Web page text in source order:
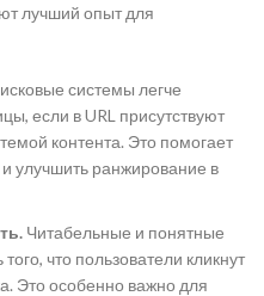
лучший опыт для
системы легче
если в URL присутствуют
контента. Это помогает
улучшить ранжирование в
Читабельные и понятные
что пользователи кликнут
Это особенно важно для